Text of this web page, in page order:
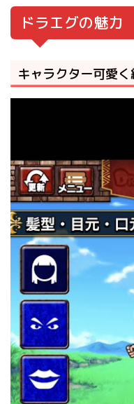
ドラエグの魅力
キャラクター可愛